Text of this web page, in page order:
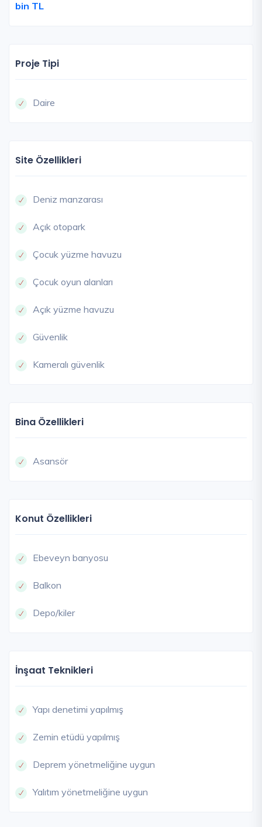
bin TL
Proje Tipi
Daire
Site Özellikleri
Deniz manzarası
Açık otopark
Çocuk yüzme havuzu
Çocuk oyun alanları
Açık yüzme havuzu
Güvenlik
Kameralı güvenlik
Bina Özellikleri
Asansör
Konut Özellikleri
Ebeveyn banyosu
Balkon
Depo/kiler
İnşaat Teknikleri
Yapı denetimi yapılmış
Zemin etüdü yapılmış
Deprem yönetmeliğine uygun
Yalıtım yönetmeliğine uygun